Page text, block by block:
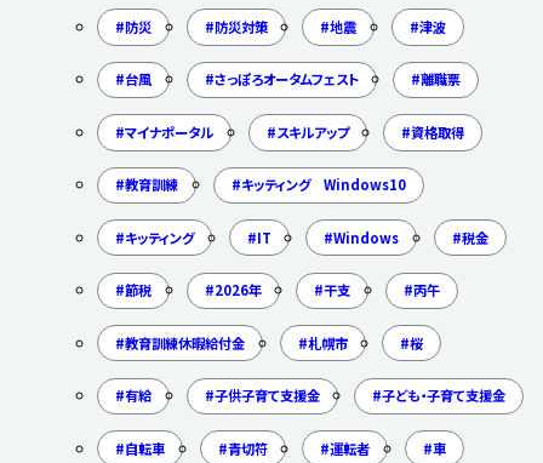
防災 防災対策 地震 津波
台風 さっぽろオータムフェスト 離職票
マイナポータル スキルアップ 資格取得
教育訓練 キッティング Windows10
キッティング IT Windows 税金
節税 2026年 干支 丙午
教育訓練休暇給付金 札幌市 桜
有給 子供子育て支援金 子ども・子育て支援金
自転車 青切符 運転者 車